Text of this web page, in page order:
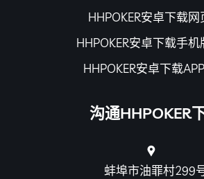
HHPOKER安卓下载网
HHPOKER安卓下载手机
HHPOKER安卓下载
沟通HHPOKER
蚌埠市油罪村299